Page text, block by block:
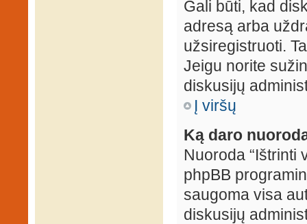
Gali būti, kad
adresą arba
užsiregistruoti.
Jeigu norite
diskusijų
Į viršų
Ką daro
Nuoroda “Ištrinti
phpBB
saugoma visa
diskusijų